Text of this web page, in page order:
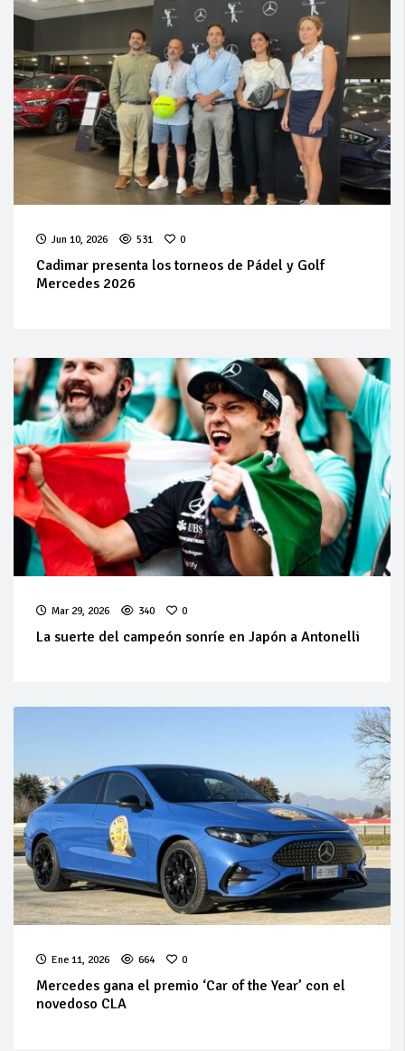
Jun 10, 2026 531 0
Cadimar presenta los torneos de Pádel y Golf
Mercedes 2026
Mar 29, 2026 340 0
La suerte del campeón sonríe en Japón a Antonelli
Ene 11, 2026 664 0
Mercedes gana el premio ‘Car of the Year’ con el
novedoso CLA